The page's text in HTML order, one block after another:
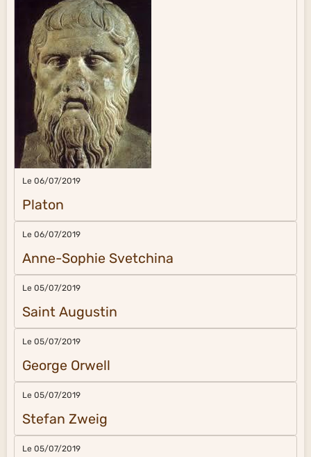
Le 06/07/2019
Platon
Le 06/07/2019
Anne-Sophie Svetchina
Le 05/07/2019
Saint Augustin
Le 05/07/2019
George Orwell
Le 05/07/2019
Stefan Zweig
Le 05/07/2019